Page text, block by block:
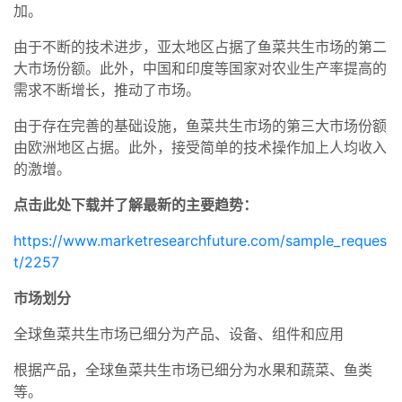
加。
由于不断的技术进步，亚太地区占据了鱼菜共生市场的第二
大市场份额。此外，中国和印度等国家对农业生产率提高的
需求不断增长，推动了市场。
由于存在完善的基础设施，鱼菜共生市场的第三大市场份额
由欧洲地区占据。此外，接受简单的技术操作加上人均收入
的激增。
点击此处下载并了解最新的主要趋势：
https://www.marketresearchfuture.com/sample_reques
t/2257
市场划分
全球鱼菜共生市场已细分为产品、设备、组件和应用
根据产品，全球鱼菜共生市场已细分为水果和蔬菜、鱼类
等。